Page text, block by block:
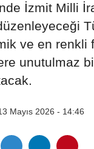
İzmit Milli
ve en renkli
unutulmaz
Mayıs 2026 - 14:46